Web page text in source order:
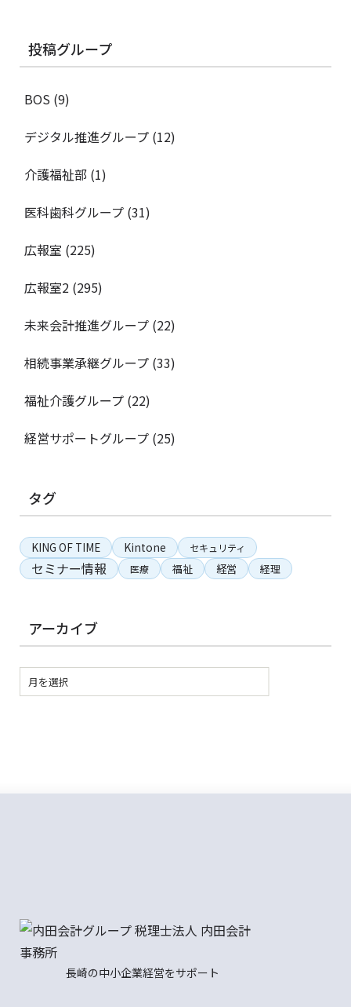
投稿グループ
BOS (9)
デジタル推進グループ (12)
介護福祉部 (1)
医科歯科グループ (31)
広報室 (225)
広報室2 (295)
未来会計推進グループ (22)
相続事業承継グループ (33)
福祉介護グループ (22)
経営サポートグループ (25)
タグ
KING OF TIME Kintone セキュリティ
セミナー情報 医療 福祉 経営 経理
アーカイブ
長崎の中小企業経営をサポート